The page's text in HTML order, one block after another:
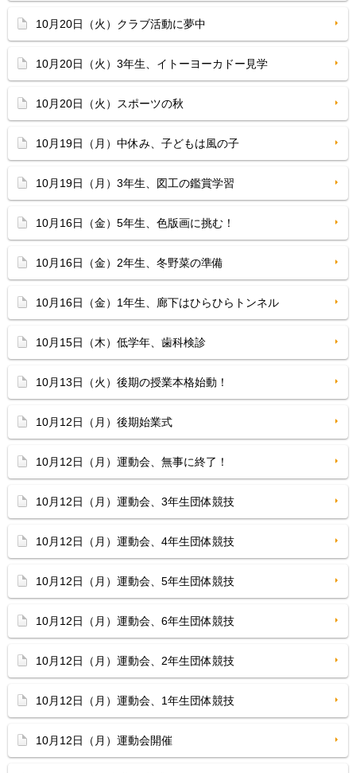
10月20日（火）クラブ活動に夢中
10月20日（火）3年生、イトーヨーカドー見学
10月20日（火）スポーツの秋
10月19日（月）中休み、子どもは風の子
10月19日（月）3年生、図工の鑑賞学習
10月16日（金）5年生、色版画に挑む！
10月16日（金）2年生、冬野菜の準備
10月16日（金）1年生、廊下はひらひらトンネル
10月15日（木）低学年、歯科検診
10月13日（火）後期の授業本格始動！
10月12日（月）後期始業式
10月12日（月）運動会、無事に終了！
10月12日（月）運動会、3年生団体競技
10月12日（月）運動会、4年生団体競技
10月12日（月）運動会、5年生団体競技
10月12日（月）運動会、6年生団体競技
10月12日（月）運動会、2年生団体競技
10月12日（月）運動会、1年生団体競技
10月12日（月）運動会開催